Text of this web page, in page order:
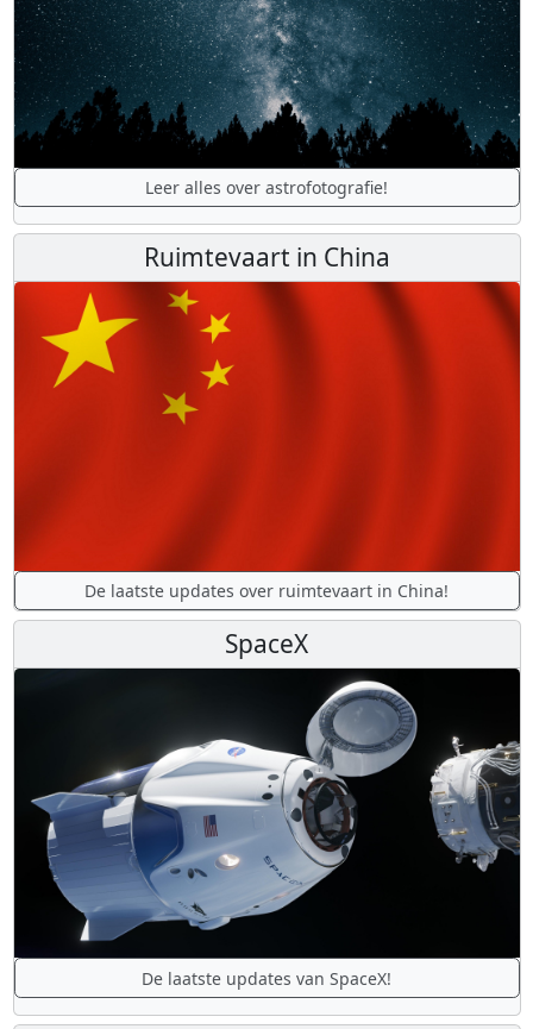
Leer alles over astrofotografie!
Ruimtevaart in China
De laatste updates over ruimtevaart in China!
SpaceX
De laatste updates van SpaceX!